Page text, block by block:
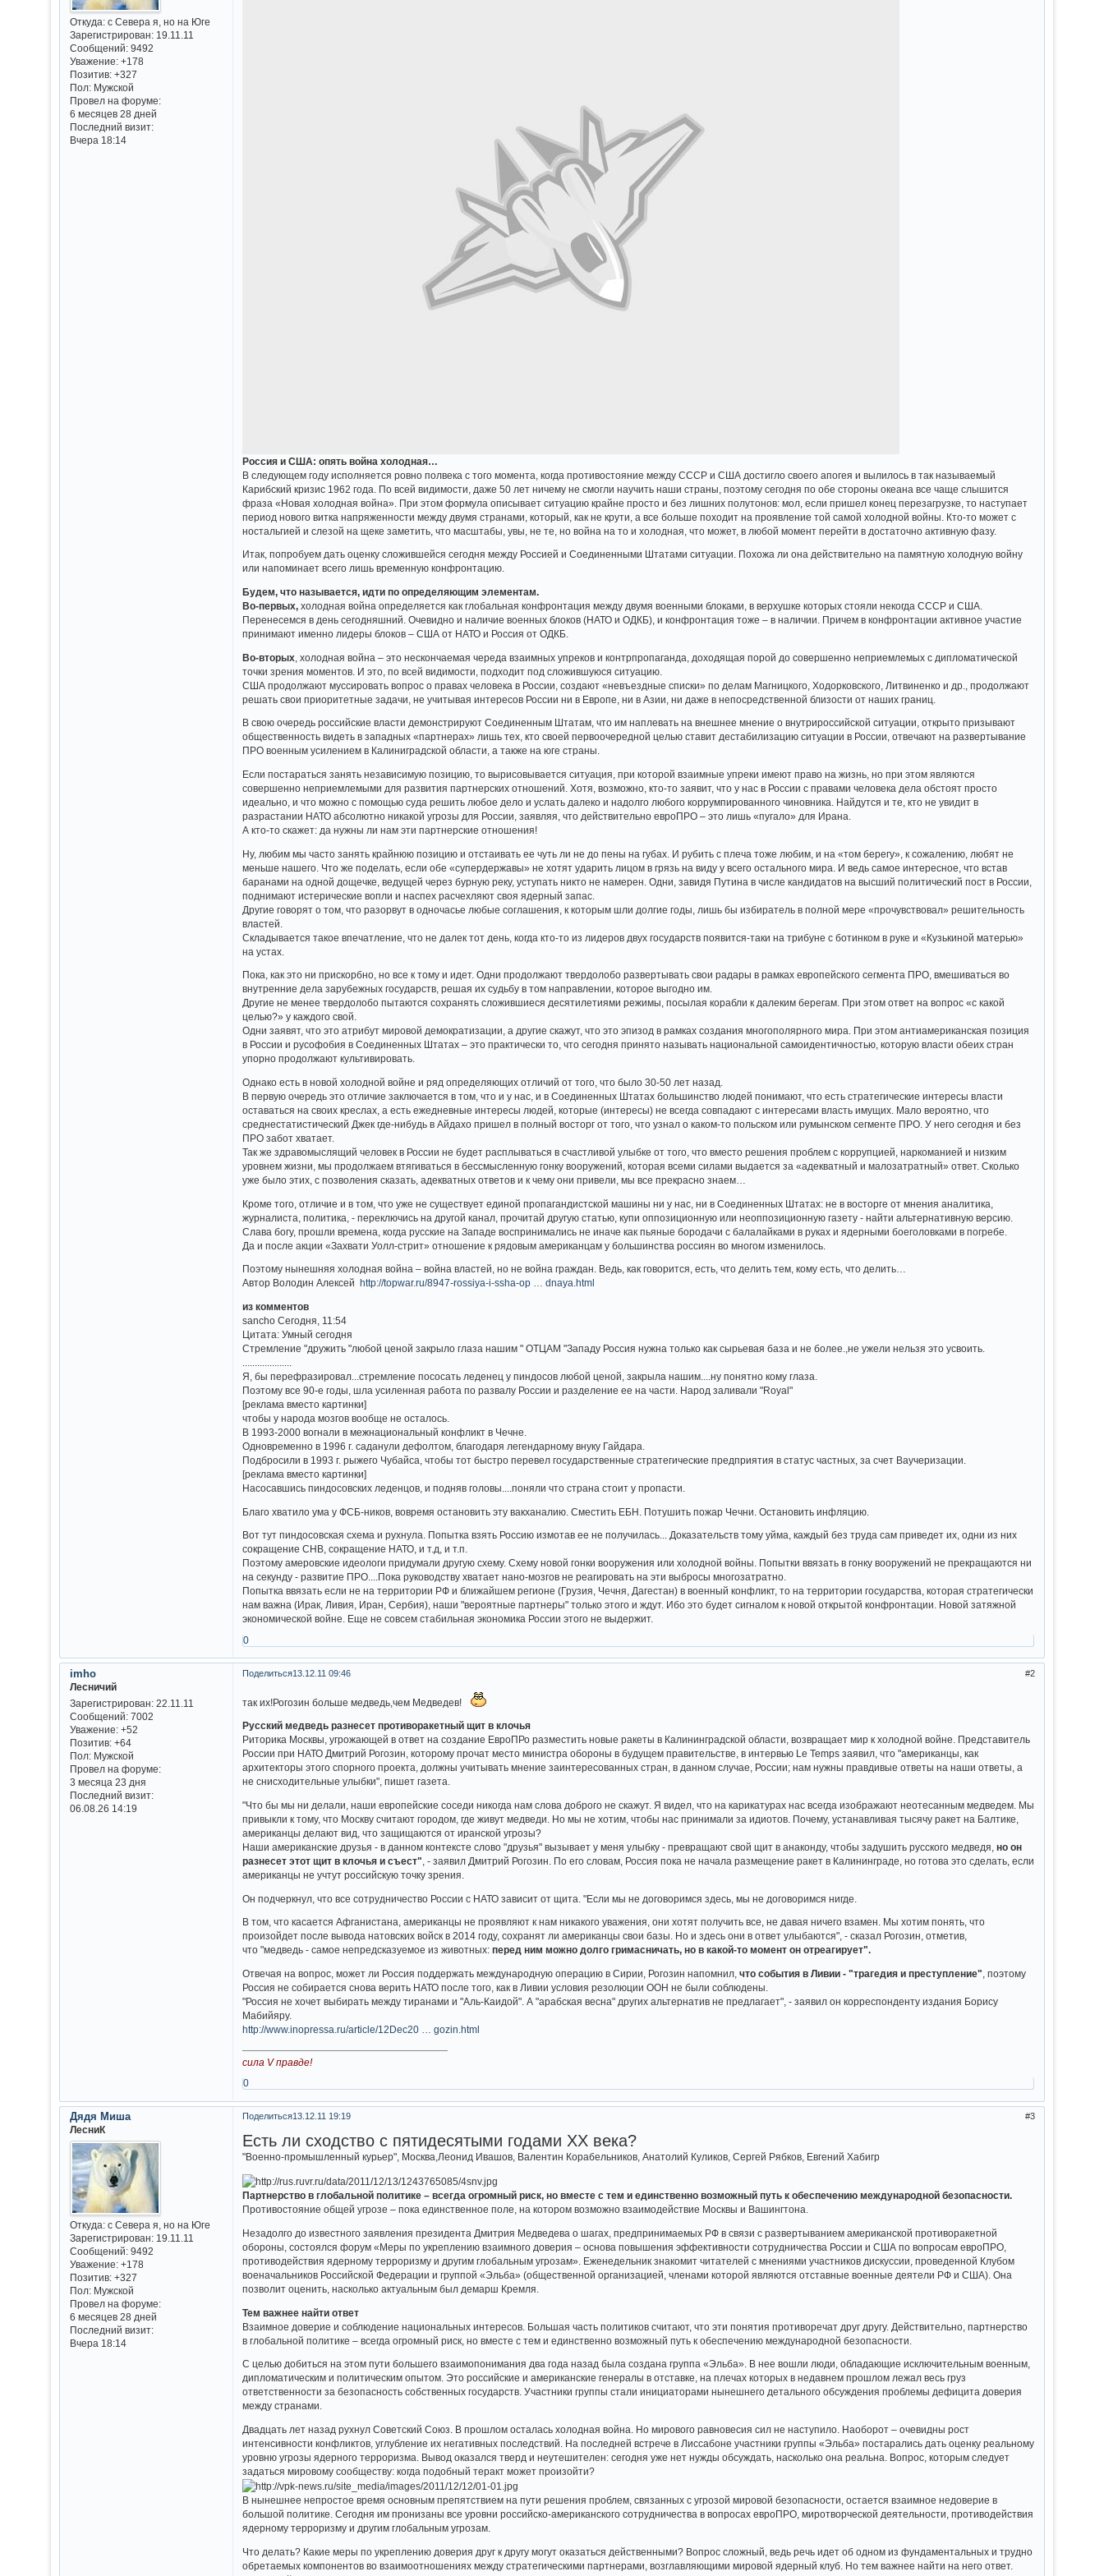
Откуда:с Севера я, но на Юге
Зарегистрирован: 19.11.11
Сообщений:9492
Уважение: +178
Позитив: +327
Пол:Мужской
Провел на форуме:
6 месяцев 28 дней
Последний визит:
Вчера 18:14
Россия и США: опять война холодная…
В следующем году исполняется ровно полвека с того момента, когда противостояние между СССР и США достигло своего апогея и вылилось в так называемый
Карибский кризис 1962 года. По всей видимости, даже 50 лет ничему не смогли научить наши страны, поэтому сегодня по обе стороны океана все чаще слышится
фраза «Новая холодная война». При этом формула описывает ситуацию крайне просто и без лишних полутонов: мол, если пришел конец перезагрузке, то наступает
период нового витка напряженности между двумя странами, который, как не крути, а все больше походит на проявление той самой холодной войны. Кто-то может с
ностальгией и слезой на щеке заметить, что масштабы, увы, не те, но война на то и холодная, что может, в любой момент перейти в достаточно активную фазу.
Итак, попробуем дать оценку сложившейся сегодня между Россией и Соединенными Штатами ситуации. Похожа ли она действительно на памятную холодную войну
или напоминает всего лишь временную конфронтацию.
Будем, что называется, идти по определяющим элементам.
Во-первых,холодная война определяется как глобальная конфронтация между двумя военными блоками, в верхушке которых стояли некогда СССР и США.
Перенесемся в день сегодняшний. Очевидно и наличие военных блоков (НАТО и ОДКБ), и конфронтация тоже – в наличии. Причем в конфронтации активное участие
принимают именно лидеры блоков – США от НАТО и Россия от ОДКБ.
Во-вторых , холодная война – это нескончаемая череда взаимных упреков и контрпропаганда, доходящая порой до совершенно неприемлемых с дипломатической
точки зрения моментов. И это, по всей видимости, подходит под сложившуюся ситуацию.
США продолжают муссировать вопрос о правах человека в России, создают «невъездные списки» по делам Магницкого, Ходорковского, Литвиненко и др., продолжают
решать свои приоритетные задачи, не учитывая интересов России ни в Европе, ни в Азии, ни даже в непосредственной близости от наших границ.
В свою очередь российские власти демонстрируют Соединенным Штатам, что им наплевать на внешнее мнение о внутрироссийской ситуации, открыто призывают
общественность видеть в западных «партнерах» лишь тех, кто своей первоочередной целью ставит дестабилизацию ситуации в России, отвечают на развертывание
ПРО военным усилением в Калиниградской области, а также на юге страны.
Если постараться занять независимую позицию, то вырисовывается ситуация, при которой взаимные упреки имеют право на жизнь, но при этом являются
совершенно неприемлемыми для развития партнерских отношений. Хотя, возможно, кто-то заявит, что у нас в России с правами человека дела обстоят просто
идеально, и что можно с помощью суда решить любое дело и услать далеко и надолго любого коррумпированного чиновника. Найдутся и те, кто не увидит в
разрастании НАТО абсолютно никакой угрозы для России, заявляя, что действительно евроПРО – это лишь «пугало» для Ирана.
А кто-то скажет: да нужны ли нам эти партнерские отношения!
Ну, любим мы часто занять крайнюю позицию и отстаивать ее чуть ли не до пены на губах. И рубить с плеча тоже любим, и на «том берегу», к сожалению, любят не
меньше нашего. Что же поделать, если обе «супердержавы» не хотят ударить лицом в грязь на виду у всего остального мира. И ведь самое интересное, что встав
баранами на одной дощечке, ведущей через бурную реку, уступать никто не намерен. Одни, завидя Путина в числе кандидатов на высший политический пост в России,
поднимают истерические вопли и наспех расчехляют своя ядерный запас.
Другие говорят о том, что разорвут в одночасье любые соглашения, к которым шли долгие годы, лишь бы избиратель в полной мере «прочувствовал» решительность
властей.
Складывается такое впечатление, что не далек тот день, когда кто-то из лидеров двух государств появится-таки на трибуне с ботинком в руке и «Кузькиной матерью»
на устах.
Пока, как это ни прискорбно, но все к тому и идет. Одни продолжают твердолобо развертывать свои радары в рамках европейского сегмента ПРО, вмешиваться во
внутренние дела зарубежных государств, решая их судьбу в том направлении, которое выгодно им.
Другие не менее твердолобо пытаются сохранять сложившиеся десятилетиями режимы, посылая корабли к далеким берегам. При этом ответ на вопрос «с какой
целью?» у каждого свой.
Одни заявят, что это атрибут мировой демократизации, а другие скажут, что это эпизод в рамках создания многополярного мира. При этом антиамериканская позиция
в России и русофобия в Соединенных Штатах – это практически то, что сегодня принято называть национальной самоидентичностью, которую власти обеих стран
упорно продолжают культивировать.
Однако есть в новой холодной войне и ряд определяющих отличий от того, что было 30-50 лет назад.
В первую очередь это отличие заключается в том, что и у нас, и в Соединенных Штатах большинство людей понимают, что есть стратегические интересы власти
оставаться на своих креслах, а есть ежедневные интересы людей, которые (интересы) не всегда совпадают с интересами власть имущих. Мало вероятно, что
среднестатистический Джек где-нибудь в Айдахо пришел в полный восторг от того, что узнал о каком-то польском или румынском сегменте ПРО. У него сегодня и без
ПРО забот хватает.
Так же здравомыслящий человек в России не будет расплываться в счастливой улыбке от того, что вместо решения проблем с коррупцией, наркоманией и низким
уровнем жизни, мы продолжаем втягиваться в бессмысленную гонку вооружений, которая всеми силами выдается за «адекватный и малозатратный» ответ. Сколько
уже было этих, с позволения сказать, адекватных ответов и к чему они привели, мы все прекрасно знаем…
Кроме того, отличие и в том, что уже не существует единой пропагандистской машины ни у нас, ни в Соединенных Штатах: не в восторге от мнения аналитика,
журналиста, политика, - переключись на другой канал, прочитай другую статью, купи оппозиционную или неоппозиционную газету - найти альтернативную версию.
Слава богу, прошли времена, когда русские на Западе воспринимались не иначе как пьяные бородачи с балалайками в руках и ядерными боеголовками в погребе.
Да и после акции «Захвати Уолл-стрит» отношение к рядовым американцам у большинства россиян во многом изменилось.
Поэтому нынешняя холодная война – война властей, но не война граждан. Ведь, как говорится, есть, что делить тем, кому есть, что делить…
Автор Володин Алексей
http://topwar.ru/8947-rossiya-i-ssha-op … dnaya.html
из комментов
sancho Сегодня, 11:54
Цитата: Умный сегодня
Стремление "дружить "любой ценой закрыло глаза нашим " ОТЦАМ "Западу Россия нужна только как сырьевая база и не более.,не ужели нельзя это усвоить.
Я, бы перефразировал...стремление пососать леденец у пиндосов любой ценой, закрыла нашим....ну понятно кому глаза.
Поэтому все 90-е годы, шла усиленная работа по развалу России и разделение ее на части. Народ заливали "Royal"
[реклама вместо картинки]
чтобы у народа мозгов вообще не осталось.
В 1993-2000 вогнали в межнациональный конфликт в Чечне.
Одновременно в 1996 г. саданули дефолтом, благодаря легендарному внуку Гайдара.
Подбросили в 1993 г. рыжего Чубайса, чтобы тот быстро перевел государственные стратегические предприятия в статус частных, за счет Ваучеризации.
[реклама вместо картинки]
Насосавшись пиндосовских леденцов, и подняв головы....поняли что страна стоит у пропасти.
Благо хватило ума у ФСБ-ников, вовремя остановить эту вакханалию. Сместить ЕБН. Потушить пожар Чечни. Остановить инфляцию.
Вот тут пиндосовская схема и рухнула. Попытка взять Россию измотав ее не получилась... Доказательств тому уйма, каждый без труда сам приведет их, одни из них
сокращение СНВ, сокращение НАТО, и т.д, и т.п.
Поэтому амеровские идеологи придумали другую схему. Схему новой гонки вооружения или холодной войны. Попытки ввязать в гонку вооружений не прекращаются ни
на секунду - развитие ПРО....Пока руководству хватает нано-мозгов не реагировать на эти выбросы многозатратно.
Попытка ввязать если не на территории РФ и ближайшем регионе (Грузия, Чечня, Дагестан) в военный конфликт, то на территории государства, которая стратегически
нам важна (Ирак, Ливия, Иран, Сербия), наши "вероятные партнеры" только этого и ждут. Ибо это будет сигналом к новой открытой конфронтации. Новой затяжной
экономической войне. Еще не совсем стабильная экономика России этого не выдержит.
0
Поделиться 2
13.12.11 09:46
imho
Лесничий
Зарегистрирован: 22.11.11
Сообщений:7002
Уважение: +52
Позитив: +64
Пол:Мужской
Провел на форуме:
3 месяца 23 дня
Последний визит:
06.08.26 14:19
так их!Рогозин больше медведь,чем Медведев!
Русский медведь разнесет противоракетный щит в клочья
Риторика Москвы, угрожающей в ответ на создание ЕвроПРо разместить новые ракеты в Калининградской области, возвращает мир к холодной войне. Представитель
России при НАТО Дмитрий Рогозин, которому прочат место министра обороны в будущем правительстве, в интервью Le Temps заявил, что "американцы, как
архитекторы этого спорного проекта, должны учитывать мнение заинтересованных стран, в данном случае, России; нам нужны правдивые ответы на наши ответы, а
не снисходительные улыбки", пишет газета.
"Что бы мы ни делали, наши европейские соседи никогда нам слова доброго не скажут. Я видел, что на карикатурах нас всегда изображают неотесанным медведем. Мы
привыкли к тому, что Москву считают городом, где живут медведи. Но мы не хотим, чтобы нас принимали за идиотов. Почему, устанавливая тысячу ракет на Балтике,
американцы делают вид, что защищаются от иранской угрозы?
Наши американские друзья - в данном контексте слово "друзья" вызывает у меня улыбку - превращают свой щит в анаконду, чтобы задушить русского медведя,но он
разнесет этот щит в клочья и съест" , - заявил Дмитрий Рогозин. По его словам, Россия пока не начала размещение ракет в Калининграде, но готова это сделать, если
американцы не учтут российскую точку зрения.
Он подчеркнул, что все сотрудничество России с НАТО зависит от щита. "Если мы не договоримся здесь, мы не договоримся нигде.
В том, что касается Афганистана, американцы не проявляют к нам никакого уважения, они хотят получить все, не давая ничего взамен. Мы хотим понять, что
произойдет после вывода натовских войск в 2014 году, сохранят ли американцы свои базы. Но и здесь они в ответ улыбаются", - сказал Рогозин, отметив,
что "медведь - самое непредсказуемое из животных: перед ним можно долго гримасничать, но в какой-то момент он отреагирует".
Отвечая на вопрос, может ли Россия поддержать международную операцию в Сирии, Рогозин напомнил, что события в Ливии - "трагедия и преступление" , поэтому
Россия не собирается снова верить НАТО после того, как в Ливии условия резолюции ООН не были соблюдены.
"Россия не хочет выбирать между тиранами и "Аль-Каидой". А "арабская весна" других альтернатив не предлагает", - заявил он корреспонденту издания Борису
Мабийяру.
http://www.inopressa.ru/article/12Dec20 … gozin.html
сила V правде!
0
Поделиться 3
13.12.11 19:19
Дядя Миша
ЛесниК
Откуда:с Севера я, но на Юге
Зарегистрирован: 19.11.11
Сообщений:9492
Уважение: +178
Позитив: +327
Пол:Мужской
Провел на форуме:
6 месяцев 28 дней
Последний визит:
Вчера 18:14
Есть ли сходство с пятидесятыми годами ХХ века?
"Военно-промышленный курьер", Москва,Леонид Ивашов, Валентин Корабельников, Анатолий Куликов, Сергей Рябков, Евгений Хабигр
Партнерство в глобальной политике – всегда огромный риск, но вместе с тем и единственно возможный путь к обеспечению международной безопасности.
Противостояние общей угрозе – пока единственное поле, на котором возможно взаимодействие Москвы и Вашингтона.
Незадолго до известного заявления президента Дмитрия Медведева о шагах, предпринимаемых РФ в связи с развертыванием американской противоракетной
обороны, состоялся форум «Меры по укреплению взаимного доверия – основа повышения эффективности сотрудничества России и США по вопросам евроПРО,
противодействия ядерному терроризму и другим глобальным угрозам». Еженедельник знакомит читателей с мнениями участников дискуссии, проведенной Клубом
военачальников Российской Федерации и группой «Эльба» (общественной организацией, членами которой являются отставные военные деятели РФ и США). Она
позволит оценить, насколько актуальным был демарш Кремля.
Тем важнее найти ответ
Взаимное доверие и соблюдение национальных интересов. Большая часть политиков считают, что эти понятия противоречат друг другу. Действительно, партнерство
в глобальной политике – всегда огромный риск, но вместе с тем и единственно возможный путь к обеспечению международной безопасности.
С целью добиться на этом пути большего взаимопонимания два года назад была создана группа «Эльба». В нее вошли люди, обладающие исключительным военным,
дипломатическим и политическим опытом. Это российские и американские генералы в отставке, на плечах которых в недавнем прошлом лежал весь груз
ответственности за безопасность собственных государств. Участники группы стали инициаторами нынешнего детального обсуждения проблемы дефицита доверия
между странами.
Двадцать лет назад рухнул Советский Союз. В прошлом осталась холодная война. Но мирового равновесия сил не наступило. Наоборот – очевидны рост
интенсивности конфликтов, углубление их негативных последствий. На последней встрече в Лиссабоне участники группы «Эльба» постарались дать оценку реальному
уровню угрозы ядерного терроризма. Вывод оказался тверд и неутешителен: сегодня уже нет нужды обсуждать, насколько она реальна. Вопрос, которым следует
задаться мировому сообществу: когда подобный теракт может произойти?
В нынешнее непростое время основным препятствием на пути решения проблем, связанных с угрозой мировой безопасности, остается взаимное недоверие в
большой политике. Сегодня им пронизаны все уровни российско-американского сотрудничества в вопросах евроПРО, миротворческой деятельности, противодействия
ядерному терроризму и другим глобальным угрозам.
Что делать? Какие меры по укреплению доверия друг к другу могут оказаться действенными? Вопрос сложный, ведь речь идет об одном из фундаментальных и трудно
обретаемых компонентов во взаимоотношениях между стратегическими партнерами, возглавляющими мировой ядерный клуб. Но тем важнее найти на него ответ.